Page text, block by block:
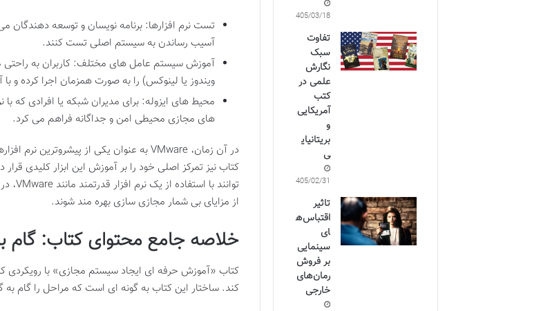
تست نرم افزارها: برنامه نویسان و توسعه دهندگان
آسیب رساندن به سیستم اصلی تست کنند.
آموزش سیستم عامل های مختلف: کاربران به
ویندوز یا لینوکس) را به صورت همزمان اجرا کرده و
محیط های ایزوله: برای مدیران شبکه یا افرادی که
های مجازی محیطی امن و جداگانه فراهم می کرد.
در آن زمان،VMwareبه عنوان یکی از پیشروترین نرم
کتاب نیز تمرکز اصلی خود را بر آموزش این ابزار کلیدی
توانند با استفاده از یک نرم افزار قدرتمند مانند VMware، در دل سیستم عامل اصلی خود،
از مزایای بی شمار مجازی سازی بهره مند شوند.
خلاصه جامع محتوای کتاب: گام
کتاب «آموزش حرفه ای ایجاد سیستم مجازی» با رویکردی
کند. ساختار این کتاب به گونه ای است که مراحل را گام به
1405/03/18
تفاوت
سبک
نگارش
علمی در
کتب
آمریکایی
و
بریتانیای
ی
1405/02/31
تاثیر
اقتباس‌ه
ای
سینمایی
بر فروش
رمان‌های
خارجی